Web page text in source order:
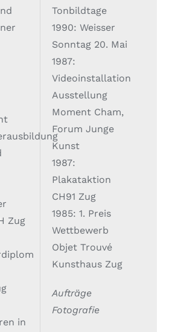
Zug
in
Tonbildtage
1990: Weisser
Sonntag 20. Mai
1987:
Videoinstallation
Ausstellung
Moment Cham,
Forum Junge
Kunst
1987:
Plakataktion
CH91 Zug
1985: 1. Preis
Wettbewerb
Objet Trouvé
Kunsthaus Zug
Aufträge
Fotografie